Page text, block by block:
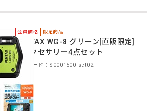
会員価格 限定商品
PENTAX WG-8 グリーン[直販限定]
＋アクセサリー4点セット
商品コード：S0001500-set02